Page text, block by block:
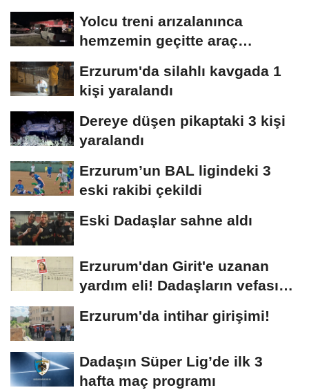
Yolcu treni arızalanınca
hemzemin geçitte araç
Erzurum'da silahlı kavgada 1
kişi yaralandı
Dereye düşen pikaptaki 3 kişi
yaralandı
Erzurum’un BAL ligindeki 3
eski rakibi çekildi
Eski Dadaşlar sahne aldı
Erzurum'dan Girit'e uzanan
yardım eli! Dadaşların vefası
Erzurum'da intihar girişimi!
Dadaşın Süper Lig’de ilk 3
hafta maç programı